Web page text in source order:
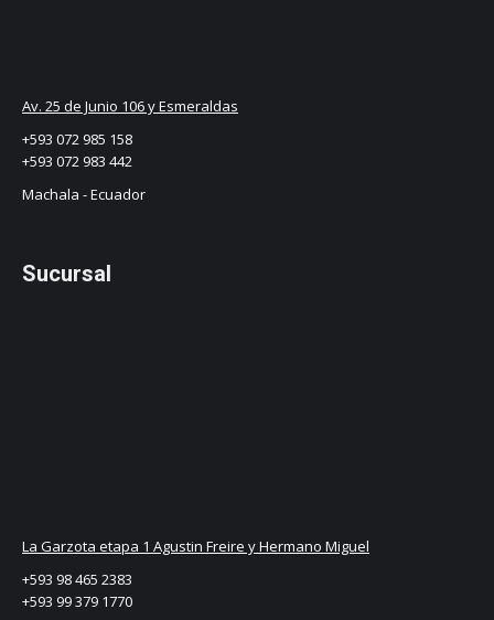
Av. 25 de Junio 106 y Esmeraldas
+593 072 985 158
+593 072 983 442
Machala - Ecuador
Sucursal
La Garzota etapa 1 Agustin Freire y Hermano Miguel
+593 98 465 2383
+593 99 379 1770